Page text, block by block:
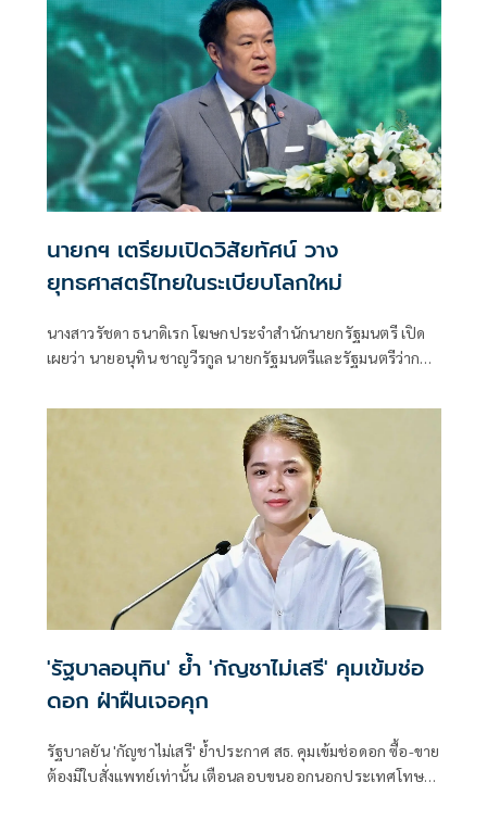
นายกฯ เตรียมเปิดวิสัยทัศน์ วาง
ยุทธศาสตร์ไทยในระเบียบโลกใหม่
นางสาวรัชดา ธนาดิเรก โฆษกประจำสำนักนายกรัฐมนตรี เปิด
เผยว่า นายอนุทิน ชาญวีรกูล นายกรัฐมนตรีและรัฐมนตรีว่าการ
INTANIA Forum: SURVIVING UNDER THE NEW WORLD
ORDER ฝ่าวิกฤติ รับมือระเบียบโลกใหม่
'รัฐบาลอนุทิน' ย้ำ 'กัญชาไม่เสรี' คุมเข้มช่อ
ดอก ฝ่าฝืนเจอคุก
รัฐบาลยัน 'กัญชาไม่เสรี' ย้ำประกาศ สธ. คุมเข้มช่อดอก ซื้อ-ขาย
ต้องมีใบสั่งแพทย์เท่านั้น เตือนลอบขนออกนอกประเทศโทษ